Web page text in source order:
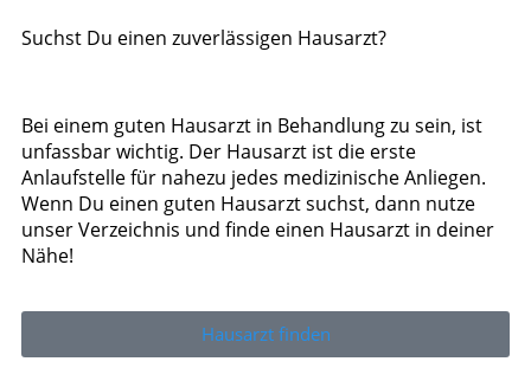
Suchst Du einen zuverlässigen Hausarzt?
Bei einem guten Hausarzt in Behandlung zu sein, ist
unfassbar wichtig. Der Hausarzt ist die erste
Anlaufstelle für nahezu jedes medizinische Anliegen.
Wenn Du einen guten Hausarzt suchst, dann nutze
unser Verzeichnis und finde einen Hausarzt in deiner
Nähe!
Hausarzt finden